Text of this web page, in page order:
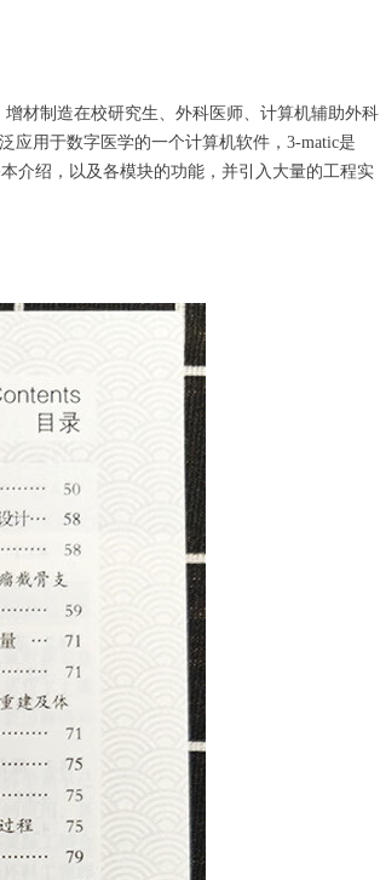
材制造在校研究生、外科医师、计算机辅助外科
应用于数字医学的一个计算机软件，3-matic是
介绍，以及各模块的功能，并引入大量的工程实